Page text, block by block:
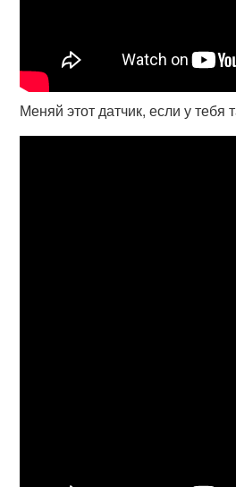
Меняй этот датчик, если у тебя